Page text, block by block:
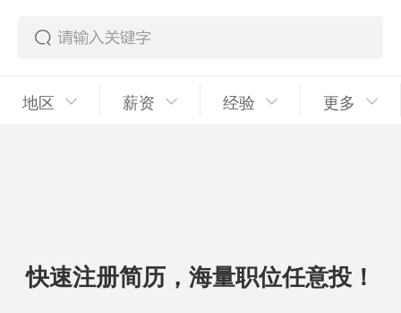
地区 薪资 经验 更多
快速注册简历，海量职位任意投！